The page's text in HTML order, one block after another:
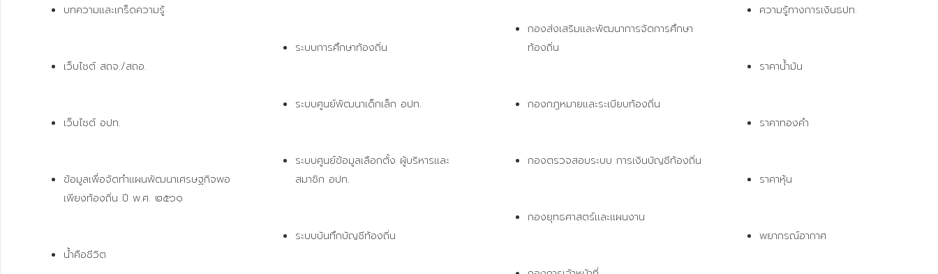
บทความและเกร็ดความรู้
เว็บไซต์ สถจ./สถอ.
เว็บไซต์ อปท.
ข้อมูลเพื่อจัดทำแผนพัฒนาเศรษฐกิจพอ
เพียงท้องถิ่น ปี พ.ศ. ๒๕๖๑
น้ำคือชีวิต
ระบบการศึกษาท้องถิ่น
ระบบศูนย์พัฒนาเด็กเล็ก อปท.
ระบบศูนย์ข้อมูลเลือกตั้ง ผู้บริหารและ
สมาชิก อปท.
ระบบบันทึกบัญชีท้องถิ่น
กองส่งเสริมและพัฒนาการจัดการศึกษา
ท้องถิ่น
กองกฎหมายและระเบียบท้องถิ่น
กองตรวจสอบระบบ การเงินบัญชีท้องถิ่น
กองยุทธศาสตร์และแผนงาน
ความรู้ทางการเงินธปท.
ราคาน้ำมัน
ราคาทองคำ
ราคาหุ้น
พยากรณ์อากาศ